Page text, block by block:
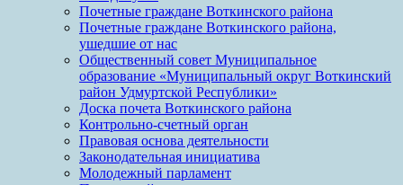
Почетные граждане Воткинского района
Почетные граждане Воткинского района,
ушедшие от нас
Общественный совет Муниципальное
образование «Муниципальный округ Воткинский
район Удмуртской Республики»
Доска почета Воткинского района
Контрольно-счетный орган
Правовая основа деятельности
Законодательная инициатива
Молодежный парламент